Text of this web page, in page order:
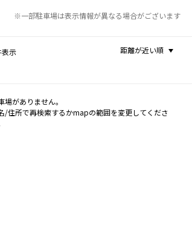
※一部駐車場は表示情報が異なる場合がございます
示 距離が近い順
場がありません。
/住所で再検索するかmapの範囲を変更してくださ